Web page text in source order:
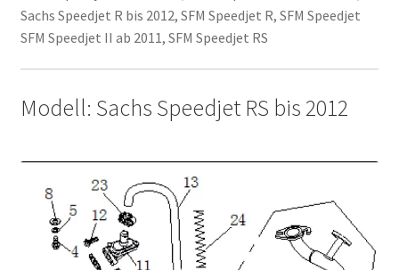
Sachs Speedjet R bis 2012, SFM Speedjet R, SFM Speedjet
SFM Speedjet II ab 2011, SFM Speedjet RS
Modell: Sachs Speedjet RS bis 2012